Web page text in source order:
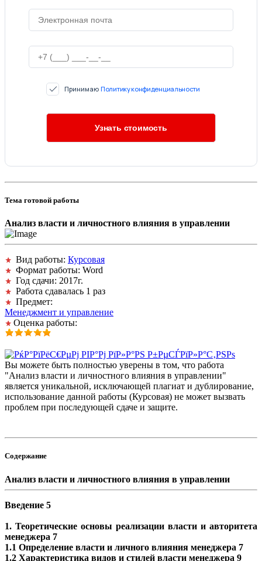
Принимаю Политику конфиденциальности
Тема готовой работы
Анализ власти и личностного влияния в управлении
Вид работы: Курсовая
Формат работы: Word
Год сдачи: 2017г.
Работа сдавалась 1 раз
Предмет:
Менеджмент и управление
Оценка работы:
Вы можете быть полностью уверены в том, что работа
"Анализ власти и личностного влияния в управлении"
является уникальной, исключающей плагиат и дублирование,
использование данной работы (Курсовая) не может вызвать
проблем при последующей сдаче и защите.
Содержание
Анализ власти и личностного влияния в управлении
Введение 5
1. Теоретические основы реализации власти и авторитета
менеджера 7
1.1 Определение власти и личного влияния менеджера 7
1.2 Характеристика видов и стилей власти менеджера 9